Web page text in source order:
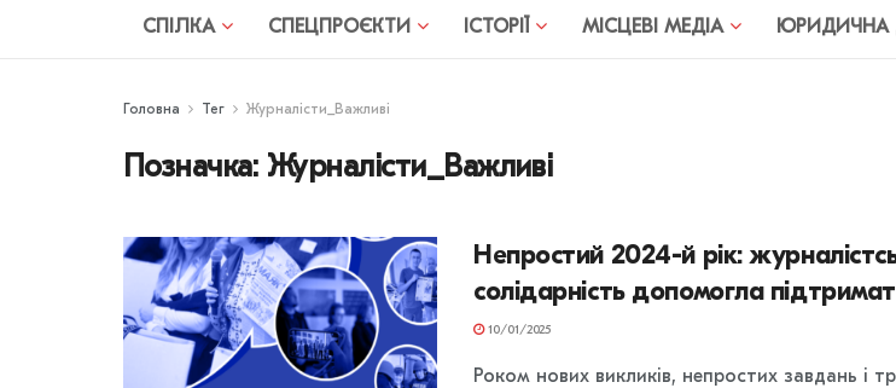
СПІЛКА СПЕЦПРОЄКТИ ІСТОРІЇ МIСЦЕВI МЕДIА ЮРИДИЧНА
Головна Тег Журналісти_Важливі
Позначка: Журналісти_Важливі
Непростий 2024-й рік:
солідарність допомогла
10/01/2025
Роком нових викликів, непростих завдань і